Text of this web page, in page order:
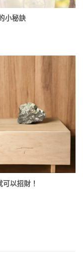
小秘訣
以招財！